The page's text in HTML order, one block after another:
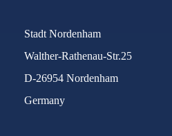
Stadt Nordenham
Walther-Rathenau-Str.25
D-26954 Nordenham
Germany